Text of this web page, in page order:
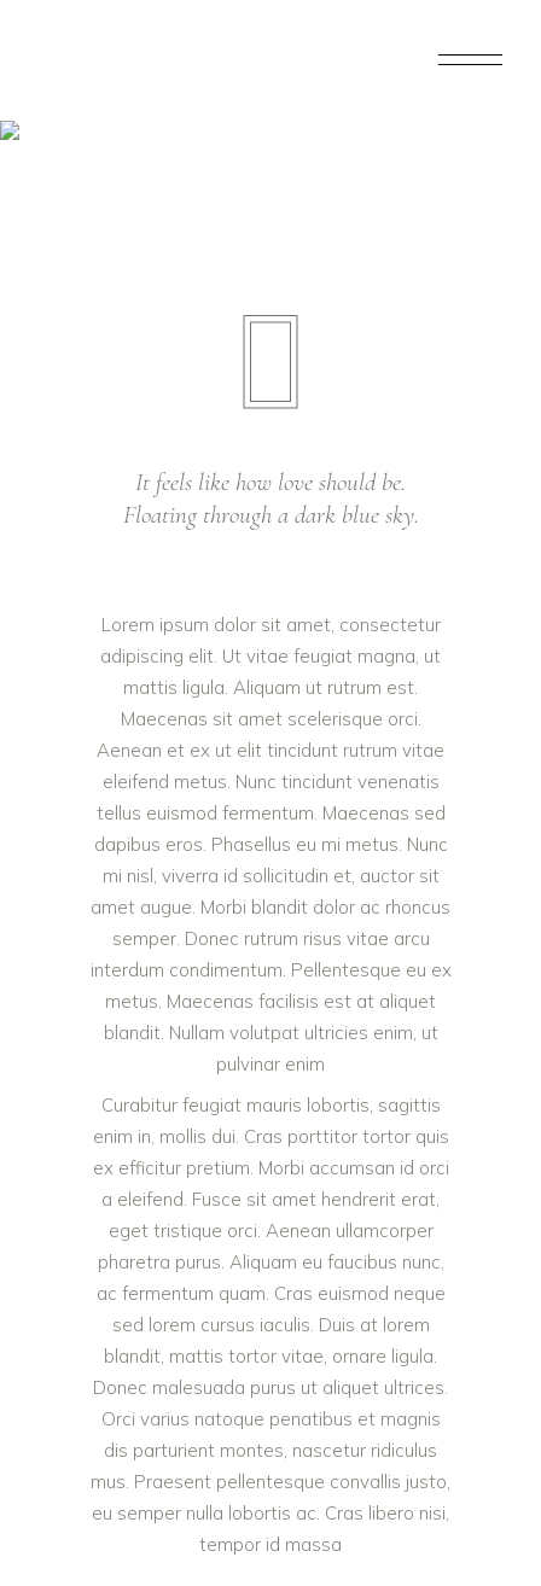
It feels like how love should be.
Floating through a dark blue sky.
Lorem ipsum dolor sit amet, consectetur
adipiscing elit. Ut vitae feugiat magna, ut
mattis ligula. Aliquam ut rutrum est.
Maecenas sit amet scelerisque orci.
Aenean et ex ut elit tincidunt rutrum vitae
eleifend metus. Nunc tincidunt venenatis
tellus euismod fermentum. Maecenas sed
dapibus eros. Phasellus eu mi metus. Nunc
mi nisl, viverra id sollicitudin et, auctor sit
amet augue. Morbi blandit dolor ac rhoncus
semper. Donec rutrum risus vitae arcu
interdum condimentum. Pellentesque eu ex
metus. Maecenas facilisis est at aliquet
blandit. Nullam volutpat ultricies enim, ut
pulvinar enim
Curabitur feugiat mauris lobortis, sagittis
enim in, mollis dui. Cras porttitor tortor quis
ex efficitur pretium. Morbi accumsan id orci
a eleifend. Fusce sit amet hendrerit erat,
eget tristique orci. Aenean ullamcorper
pharetra purus. Aliquam eu faucibus nunc,
ac fermentum quam. Cras euismod neque
sed lorem cursus iaculis. Duis at lorem
blandit, mattis tortor vitae, ornare ligula.
Donec malesuada purus ut aliquet ultrices.
Orci varius natoque penatibus et magnis
dis parturient montes, nascetur ridiculus
mus. Praesent pellentesque convallis justo,
eu semper nulla lobortis ac. Cras libero nisi,
tempor id massa